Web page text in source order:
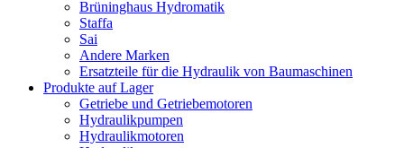
Brüninghaus Hydromatik
Staffa
Sai
Andere Marken
Ersatzteile für die Hydraulik von Baumaschinen
Produkte auf Lager
Getriebe und Getriebemotoren
Hydraulikpumpen
Hydraulikmotoren